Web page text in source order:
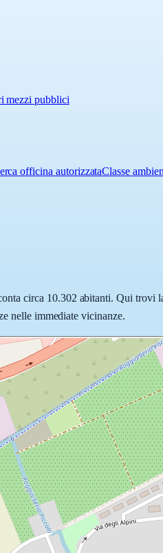
mezzi pubblici
officina autorizzataClasse
circa 10.302 abitanti. Qui trovi
nelle immediate vicinanze.